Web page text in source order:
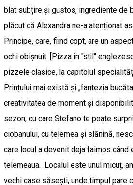
blat subțire și gustos, ingrediente de
plăcut că Alexandra ne-a atenționat
Principe, care, fiind copt, are un
ochi obișnuit. [Pizza în "stil"
pizzele clasice, la capitolul
Prințului mai există și „fantezia
creativitatea de moment și
sezon, cu care Stefano te poate
ciobanului, cu telemea și slănină,
care locul a devenit deja faimos când
telemeaua. Localul este unul micuț,
vechi case săsești, unde timpul pare